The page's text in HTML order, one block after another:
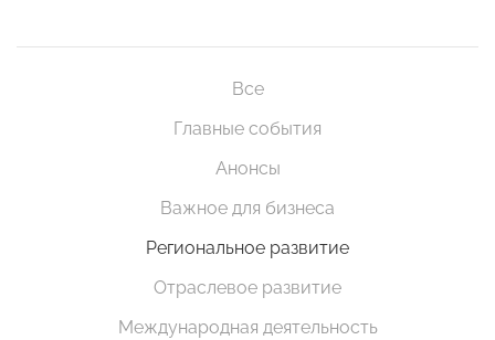
Все
Главные события
Анонсы
Важное для бизнеса
Региональное развитие
Отраслевое развитие
Международная деятельность